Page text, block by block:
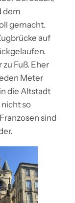
dem
gemacht.
auf
Fuß. Eher
Meter
die Altstadt
so
sind